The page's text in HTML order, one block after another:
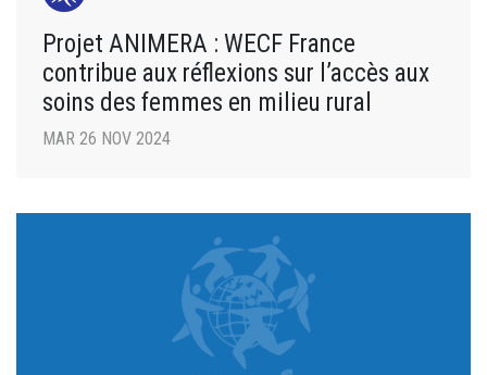
Projet ANIMERA : WECF France
contribue aux réflexions sur l’accès aux
soins des femmes en milieu rural
MAR 26 NOV 2024